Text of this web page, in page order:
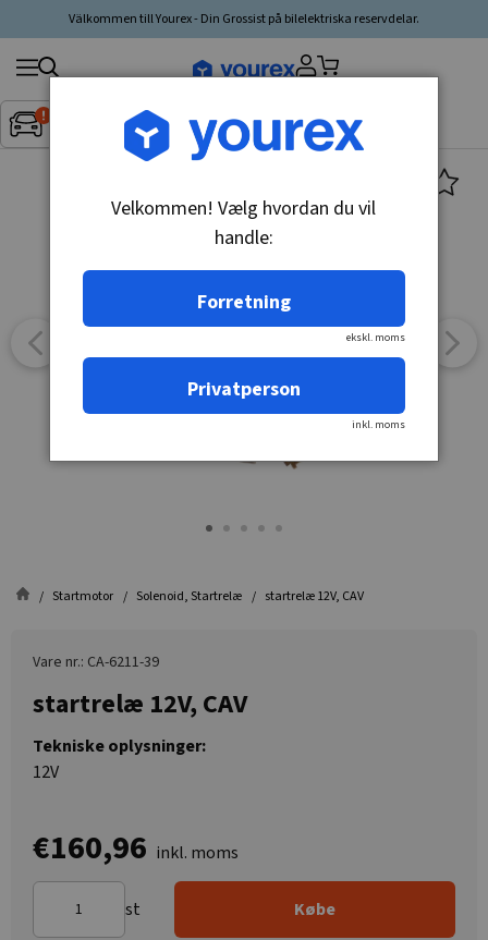
Välkommen till Yourex - Din Grossist på bilelektriska reservdelar.
Inget fordon valt▼
Søg
produkt,
producent,
Startmotor Solenoid, Startrelæ startrelæ 12V, CAV
Vare nr.: CA-6211-39
startrelæ 12V, CAV
Tekniske oplysninger:
12V
€160,96 inkl. moms
st Købe
Velkommen! Vælg hvordan du vil
handle:
Forretning
ekskl. moms
Privatperson
inkl. moms